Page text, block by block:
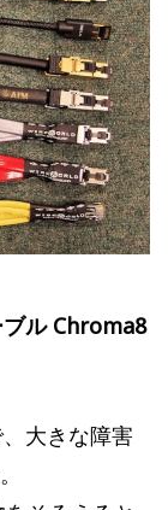
ル Chroma8
大きな障害